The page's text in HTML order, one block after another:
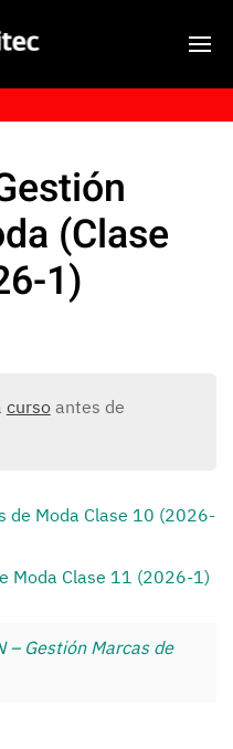
(Clase
1)
cursoantes de
de Moda Clase 10 (2026-
Moda Clase 11 (2026-1)
– Gestión Marcas de